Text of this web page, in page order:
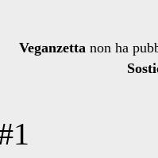
Veganzetta non ha